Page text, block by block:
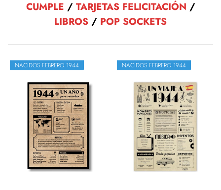
CUMPLE / TARJETAS FELICITACIÓN /
LIBROS / POP SOCKETS
NACIDOS FEBRERO 1944 NACIDOS FEBRERO 1944